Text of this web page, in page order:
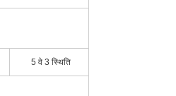
5 वे 3 स्थिति